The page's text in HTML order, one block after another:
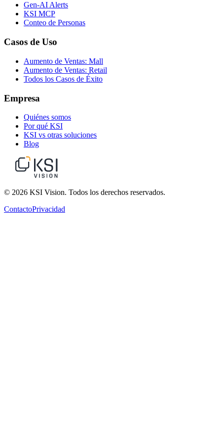
Gen-AI Alerts
KSI MCP
Conteo de Personas
Casos de Uso
Aumento de Ventas: Mall
Aumento de Ventas: Retail
Todos los Casos de Éxito
Empresa
Quiénes somos
Por qué KSI
KSI vs otras soluciones
Blog
© 2026 KSI Vision. Todos los derechos reservados.
ContactoPrivacidad